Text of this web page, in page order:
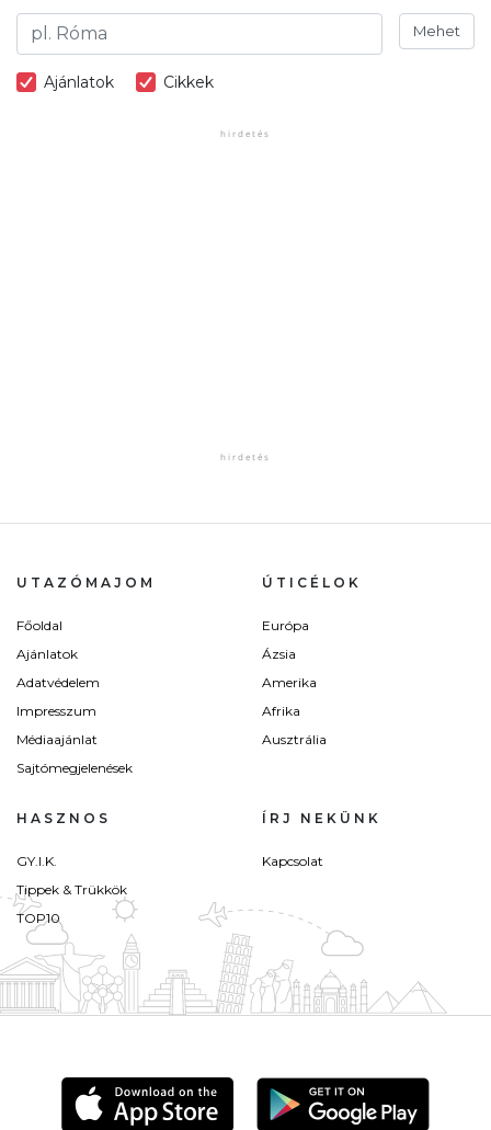
Mehet
Ajánlatok Cikkek
UTAZÓMAJOM
Főoldal
Ajánlatok
Adatvédelem
Impresszum
Médiaajánlat
Sajtómegjelenések
ÚTICÉLOK
Európa
Ázsia
Amerika
Afrika
Ausztrália
HASZNOS
GY.I.K.
Tippek & Trükkök
TOP10
ÍRJ NEKÜNK
Kapcsolat